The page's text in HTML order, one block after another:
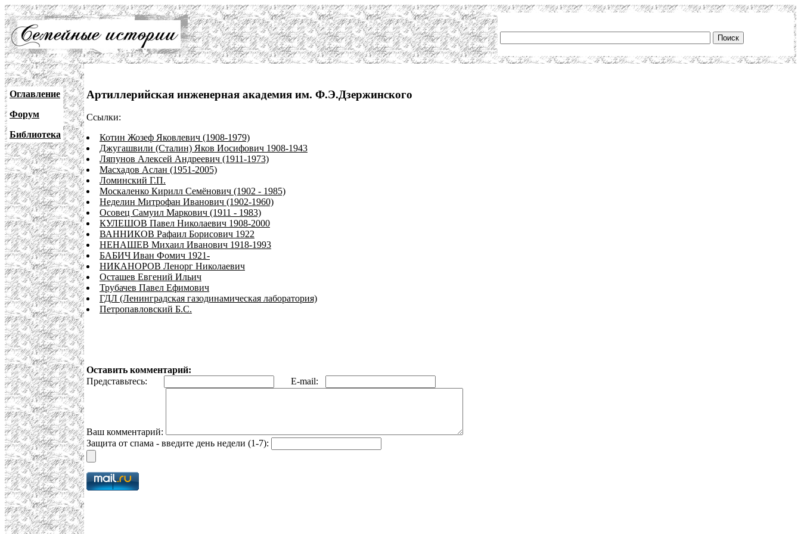
Оглавление
Форум
Библиотека
Артиллерийская инженерная академия им. Ф.Э.Дзержинского
Ссылки:
Котин Жозеф Яковлевич (1908-1979)
Джугашвили (Сталин) Яков Иосифович 1908-1943
Ляпунов Алексей Андреевич (1911-1973)
Масхадов Аслан (1951-2005)
Ломинский Г.П.
Москаленко Кирилл Семёнович (1902 - 1985)
Неделин Митрофан Иванович (1902-1960)
Осовец Самуил Маркович (1911 - 1983)
КУЛЕШОВ Павел Николаевич 1908-2000
ВАННИКОВ Рафаил Борисович 1922
НЕНАШЕВ Михаил Иванович 1918-1993
БАБИЧ Иван Фомич 1921-
НИКАНОРОВ Ленорг Николаевич
Осташев Евгений Ильич
Трубачев Павел Ефимович
ГДЛ (Ленинградская газодинамическая лаборатория)
Петропавловский Б.С.
Оставить комментарий:
Представьтесь:
E-mail:
Ваш комментарий:
Защита от спама - введите день недели (1-7):